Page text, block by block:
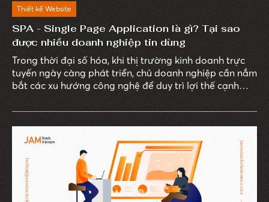
Thiết kế Website
SPA - Single Page Application là gì? Tại sao
được nhiều doanh nghiệp tin dùng
Trong thời đại số hóa, khi thị trường kinh doanh trực
tuyến ngày càng phát triển, chủ doanh nghiệp cần nắm
bắt các xu hướng công nghệ để duy trì lợi thế cạnh